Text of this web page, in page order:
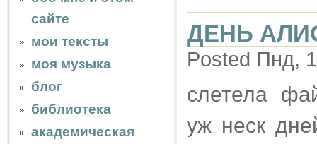
сайте
мои тексты
моя музыка
блог
библиотека
академическая
ДЕНЬ
Posted Пнд,
слетела
уж неск